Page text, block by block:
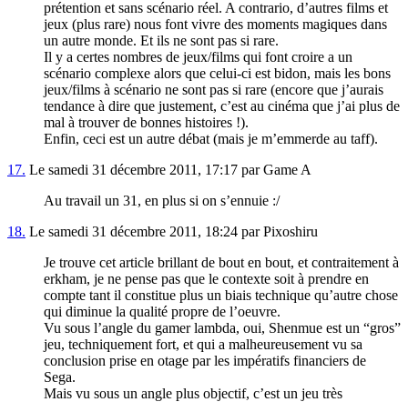
prétention et sans scénario réel. A contrario, d’autres films et
jeux (plus rare) nous font vivre des moments magiques dans
un autre monde. Et ils ne sont pas si rare.
Il y a certes nombres de jeux/films qui font croire a un
scénario complexe alors que celui-ci est bidon, mais les bons
jeux/films à scénario ne sont pas si rare (encore que j’aurais
tendance à dire que justement, c’est au cinéma que j’ai plus de
mal à trouver de bonnes histoires !).
Enfin, ceci est un autre débat (mais je m’emmerde au taff).
17. Le samedi 31 décembre 2011, 17:17 par Game A
Au travail un 31, en plus si on s’ennuie :/
18. Le samedi 31 décembre 2011, 18:24 par Pixoshiru
Je trouve cet article brillant de bout en bout, et contraitement à
erkham, je ne pense pas que le contexte soit à prendre en
compte tant il constitue plus un biais technique qu’autre chose
qui diminue la qualité propre de l’oeuvre.
Vu sous l’angle du gamer lambda, oui, Shenmue est un “gros”
jeu, techniquement fort, et qui a malheureusement vu sa
conclusion prise en otage par les impératifs financiers de
Sega.
Mais vu sous un angle plus objectif, c’est un jeu très